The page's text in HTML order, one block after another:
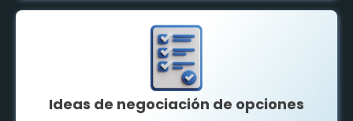
Ideas de negociación de opciones